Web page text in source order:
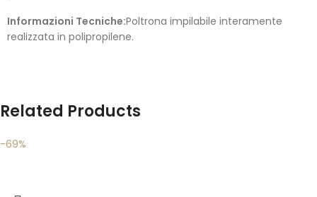
Informazioni Tecniche:Poltrona impilabile interamente
realizzata in polipropilene.
Related Products
-69%